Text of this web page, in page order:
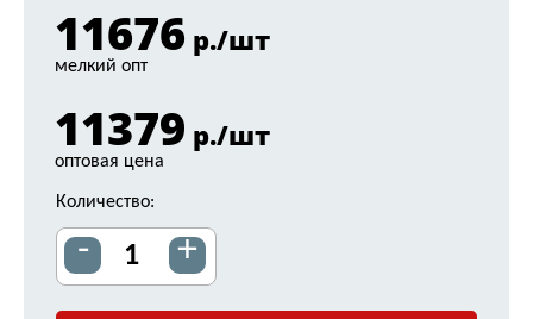
11676 р./шт
мелкий опт
11379 р./шт
оптовая цена
Количество:
- +